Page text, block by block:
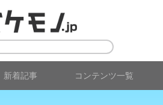
新着記事 コンテンツ一覧